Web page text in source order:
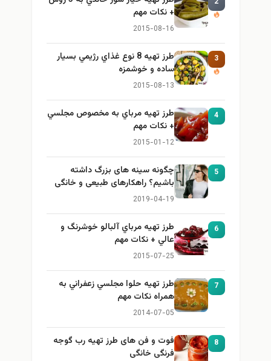
+ نكات مهم
2015-08-16
3
طرز تهيه 8 نوع غذاي رژيمي بسيار
ساده و خوشمزه
2015-08-13
4
طرز تهيه مرباي به مخصوص مجلسي
+ نكات مهم
2015-01-12
5
چگونه سینه های بزرگ داشته
باشیم؟ راهکارهای طبیعی و خانگی
برای بزرگ کردن سینه
2019-04-19
6
طرز تهيه مرباي آلبالو خوشرنگ و
عالي + نكات مهم
2015-07-25
7
طرز تهيه حلوا مجلسي زعفراني به
همراه نكات مهم
2014-07-05
8
فوت و فن های طرز تهیه رب گوجه
فرنگی خانگی